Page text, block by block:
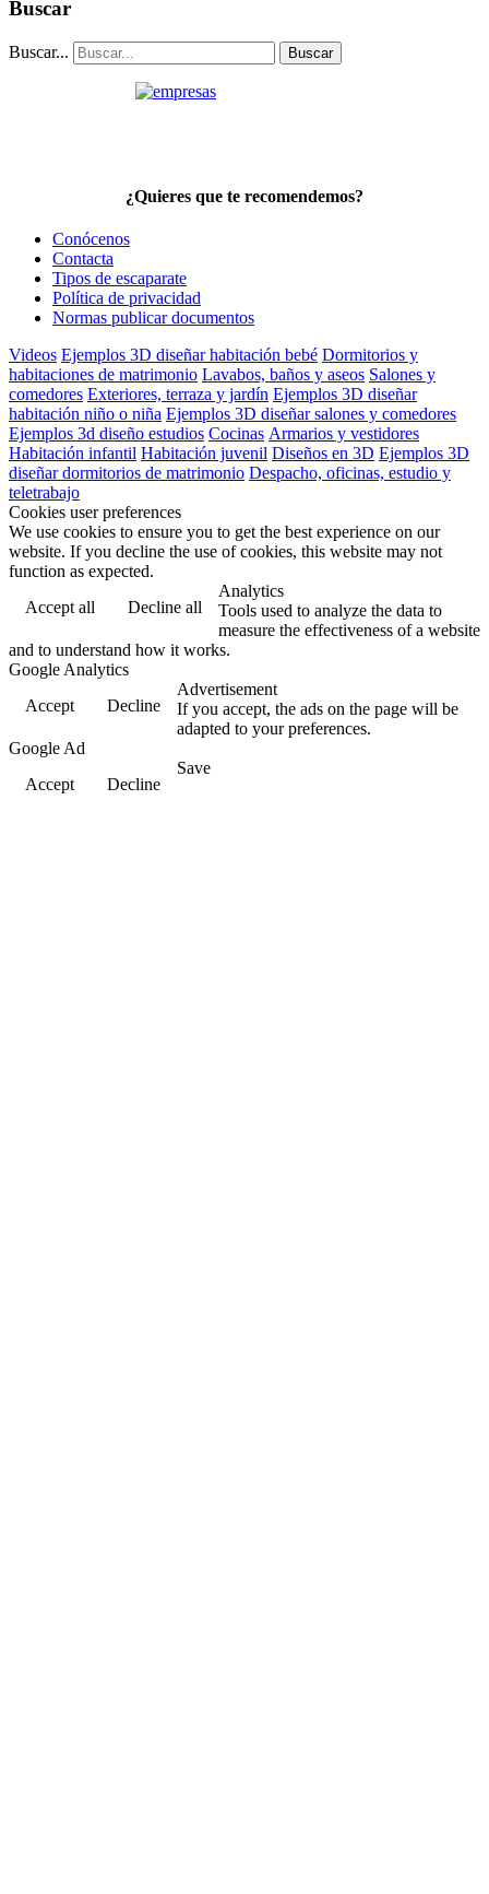
Buscar
Buscar... Buscar
¿Quieres que te recomendemos?
Conócenos
Contacta
Tipos de escaparate
Política de privacidad
Normas publicar documentos
Videos Ejemplos 3D diseñar habitación bebé Dormitorios y
habitaciones de matrimonio Lavabos, baños y aseos Salones y
comedores Exteriores, terraza y jardín Ejemplos 3D diseñar
habitación niño o niña Ejemplos 3D diseñar salones y comedores
Ejemplos 3d diseño estudios Cocinas Armarios y vestidores
Habitación infantil Habitación juvenil Diseños en 3D Ejemplos 3D
diseñar dormitorios de matrimonio Despacho, oficinas, estudio y
teletrabajo
Cookies user preferences
We use cookies to ensure you to get the best experience on our
website. If you decline the use of cookies, this website may not
function as expected.
Accept all
Decline all
Analytics
Tools used to analyze the data to
measure the effectiveness of a website
and to understand how it works.
Google Analytics
Accept
Decline
Advertisement
If you accept, the ads on the page will be
adapted to your preferences.
Google Ad
Accept
Decline
Save